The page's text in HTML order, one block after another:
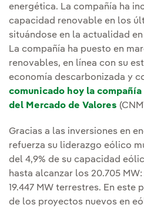
energética. La compañía ha
capacidad renovable en los
situándose en la actualidad en
La compañía ha puesto en
renovables, en línea con su
economía descarbonizada y
comunicado hoy la
del Mercado de Valores
Gracias a las inversiones en
refuerza su liderazgo eólico
del 4,9% de su capacidad
hasta alcanzar los 20.705
19.447 MW terrestres. En este
de los proyectos nuevos en